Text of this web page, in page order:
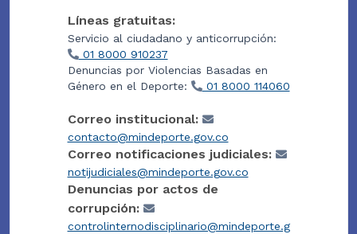
Líneas gratuitas:
Servicio al ciudadano y anticorrupción:
01 8000 910237
Denuncias por Violencias Basadas en
Género en el Deporte:
01 8000 114060
Correo institucional:
contacto@mindeporte.gov.co
Correo notificaciones judiciales:
notijudiciales@mindeporte.gov.co
Denuncias por actos de
corrupción:
controlinternodisciplinario@mindeporte.g